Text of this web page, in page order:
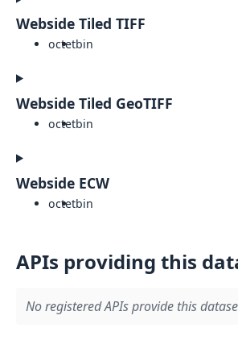
Webside Tiled TIFF
octetbin
Webside Tiled GeoTIFF
octetbin
Webside ECW
octetbin
APIs providing this
No registered APIs provide this